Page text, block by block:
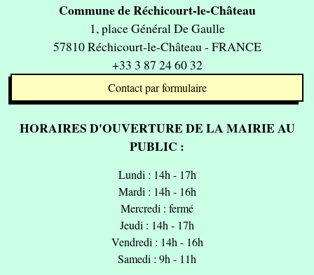
Commune de Réchicourt-le-Château
1, place Général De Gaulle
57810 Réchicourt-le-Château - FRANCE
+33 3 87 24 60 32
Contact par formulaire
HORAIRES D'OUVERTURE DE LA MAIRIE AU
PUBLIC :
Lundi : 14h - 17h
Mardi : 14h - 16h
Mercredi : fermé
Jeudi : 14h - 17h
Vendredi : 14h - 16h
Samedi : 9h - 11h